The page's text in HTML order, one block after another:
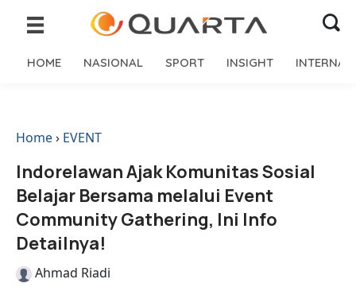
HOME NASIONAL SPORT INSIGHT
Home› EVENT
Indorelawan Ajak Komunitas Sosial
Belajar Bersama melalui Event
Community Gathering, lni Info
Detailnya!
Ahmad Riadi